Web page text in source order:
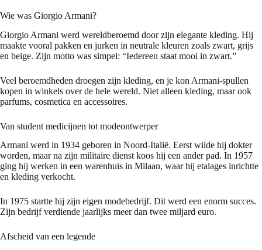
Wie was Giorgio Armani?
Giorgio Armani werd wereldberoemd door zijn elegante kleding. Hij
maakte vooral pakken en jurken in neutrale kleuren zoals zwart, grijs
en beige. Zijn motto was simpel: “Iedereen staat mooi in zwart.”
Veel beroemdheden droegen zijn kleding, en je kon Armani-spullen
kopen in winkels over de hele wereld. Niet alleen kleding, maar ook
parfums, cosmetica en accessoires.
Van student medicijnen tot modeontwerper
Armani werd in 1934 geboren in Noord-Italië. Eerst wilde hij dokter
worden, maar na zijn militaire dienst koos hij een ander pad. In 1957
ging hij werken in een warenhuis in Milaan, waar hij etalages inrichtte
en kleding verkocht.
In 1975 startte hij zijn eigen modebedrijf. Dit werd een enorm succes.
Zijn bedrijf verdiende jaarlijks meer dan twee miljard euro.
Afscheid van een legende